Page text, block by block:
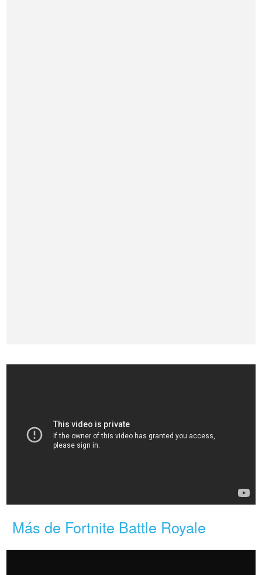
Más de Fortnite Battle Royale